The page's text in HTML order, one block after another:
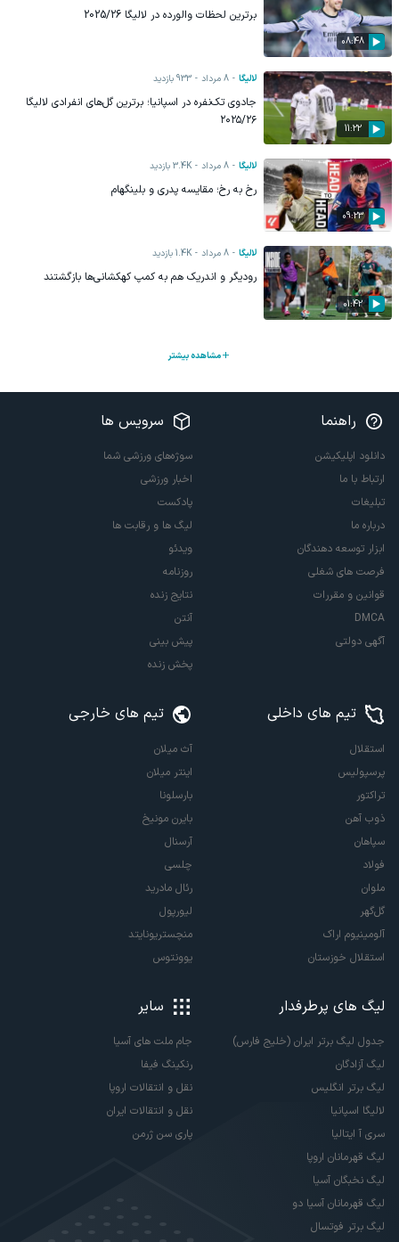
08:48
برترین لحظات والورده در لالیگا 2025/26
11:22
لالیگا 8 مرداد 933بازدید
جادوی تک‌نفره در اسپانیا؛ برترین گل‌های انفرادی لالیگا
۲۰۲۵/۲۶
09:23
لالیگا 8 مرداد 3.4Kبازدید
رخ به رخ؛ مقایسه پدری و بلینگهام
01:42
لالیگا 8 مرداد 1.4Kبازدید
رودیگر و اندریک هم به کمپ کهکشانی‌ها بازگشتند
مشاهده بیشتر
راهنما
دانلود اپلیکیشن
ارتباط با ما
تبلیغات
درباره ما
ابزار توسعه دهندگان
فرصت های شغلی
قوانین و مقررات
DMCA
آگهی دولتی
سرویس ها
سوژه‌های ورزشی شما
اخبار ورزشی
پادکست
لیگ ها و رقابت ها
ویدئو
روزنامه
نتایج زنده
آنتن
پیش بینی
پخش زنده
تیم های داخلی
استقلال
پرسپولیس
تراکتور
ذوب آهن
سپاهان
فولاد
ملوان
گل‌گهر
آلومینیوم اراک
استقلال خوزستان
تیم های خارجی
آث میلان
اینتر میلان
بارسلونا
بایرن مونیخ
آرسنال
چلسی
رئال مادرید
لیورپول
منچستریونایتد
یوونتوس
لیگ های پرطرفدار
جدول لیگ برتر ایران (خلیج فارس)
لیگ آزادگان
لیگ برتر انگلیس
لالیگا اسپانیا
سری آ ایتالیا
لیگ قهرمانان اروپا
لیگ نخبگان آسیا
لیگ قهرمانان آسیا دو
لیگ برتر فوتسال
سایر
جام ملت های آسیا
رنکینگ فیفا
نقل و انتقالات اروپا
نقل و انتقالات ایران
پاری سن ژرمن